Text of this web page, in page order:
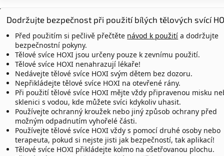
Dodržujte bezpečnost při použití bílých tělových svící
Před použitím si pečlivě přečtěte návod k použití a dodržujte
bezpečnostní pokyny.
Tělové svíce HOXI jsou určeny pouze k zevnímu použití.
Tělové svíce HOXI nenahrazují lékaře!
Nedávejte tělové svíce HOXI svým dětem bez dozoru.
Nepřikládejte tělové svíce HOXI na otevřené rány.
Při použití tělové svíce HOXI mějte vždy připravenou misku
sklenici s vodou, kde můžete svíci kdykoliv uhasit.
Používejte ochranný kroužek nebo jiný způsob ochrany před
možným odpadnutím vyhořelé části.
Používejte tělové svíce HOXI vždy s pomocí druhé osoby nebo
terapeuta, pokud si nejste jisti jak bezpečností, tak aplikací!
Tělové svíce HOXI přikládejte kolmo na ošetřovanou plochu.